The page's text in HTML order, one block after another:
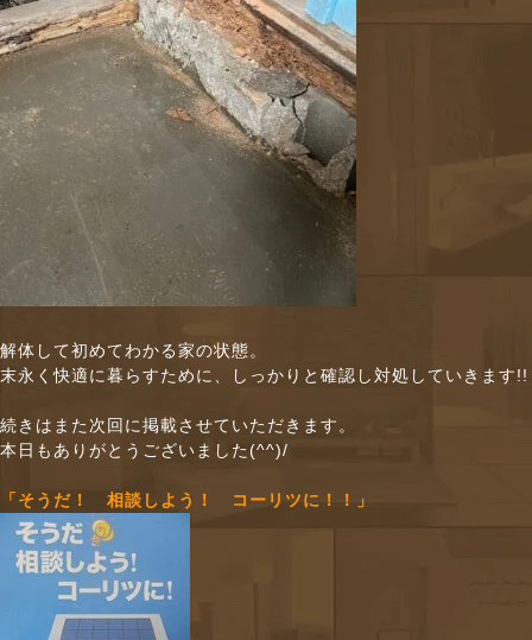
解体して初めてわかる家の状態。
末永く快適に暮らすために、しっかりと確認し対処していきます!!
続きはまた次回に掲載させていただきます。
本日もありがとうございました(^^)/
「そうだ！ 相談しよう！ コーリツに！！」